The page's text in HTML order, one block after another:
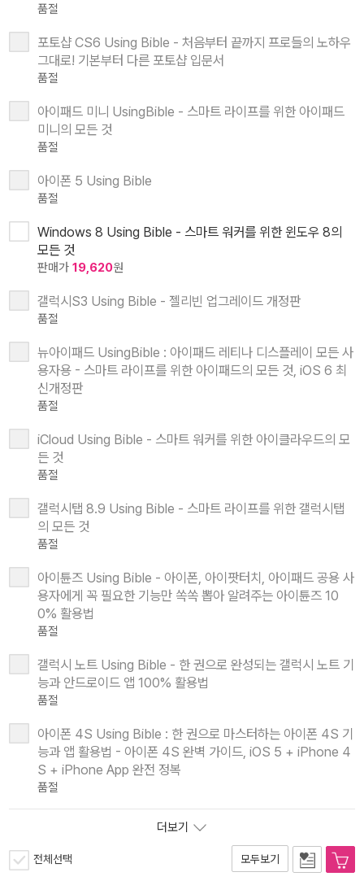
품절
포토샵 CS6 Using Bible - 처음부터 끝까지 프로들의 노하우
그대로! 기본부터 다른 포토샵 입문서
품절
아이패드 미니 UsingBible - 스마트 라이프를 위한 아이패드
미니의 모든 것
품절
아이폰 5 Using Bible
품절
Windows 8 Using Bible - 스마트 워커를 위한 윈도우 8의
모든 것
판매가 19,620원
갤럭시S3 Using Bible - 젤리빈 업그레이드 개정판
품절
뉴아이패드 UsingBible : 아이패드 레티나 디스플레이 모든 사
용자용 - 스마트 라이프를 위한 아이패드의 모든 것, iOS 6 최
신개정판
품절
iCloud Using Bible - 스마트 워커를 위한 아이클라우드의 모
든 것
품절
갤럭시탭 8.9 Using Bible - 스마트 라이프를 위한 갤럭시탭
의 모든 것
품절
아이튠즈 Using Bible - 아이폰, 아이팟터치, 아이패드 공용 사
용자에게 꼭 필요한 기능만 쏙쏙 뽑아 알려주는 아이튠즈 10
0% 활용법
품절
갤럭시 노트 Using Bible - 한 권으로 완성되는 갤럭시 노트 기
능과 안드로이드 앱 100% 활용법
품절
아이폰 4S Using Bible : 한 권으로 마스터하는 아이폰 4S 기
능과 앱 활용법 - 아이폰 4S 완벽 가이드, iOS 5 + iPhone 4
S + iPhone App 완전 정복
품절
더보기
전체선택 모두보기